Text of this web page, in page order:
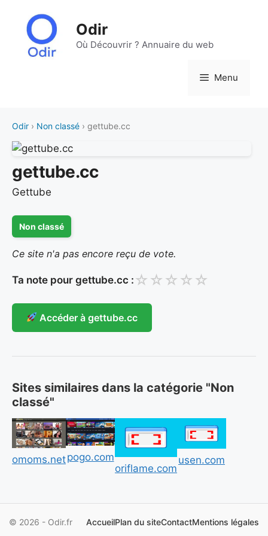
contenu
Odir
Où Découvrir ? Annuaire du web
Menu
Odir › Non classé › gettube.cc
gettube.cc
Gettube
Non classé
Ce site n'a pas encore reçu de vote.
Ta note pour gettube.cc : ☆ ☆ ☆ ☆ ☆
Accéder à gettube.cc
Sites similaires dans la catégorie "Non
classé"
omoms.netpogo.com
oriflame.com
usen.com
© 2026 - Odir.fr AccueilPlan du siteContactMentions légales